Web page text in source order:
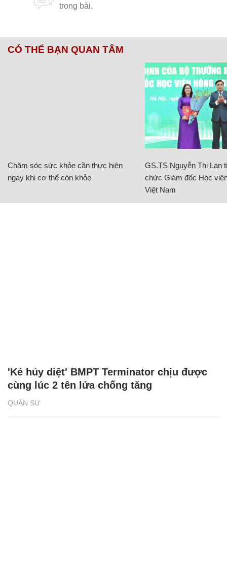
CÓ THỂ BẠN QUAN TÂM
Chăm sóc sức khỏe cần thực hiện
ngay khi cơ thể còn khỏe
GS.TS Nguyễn Thị Lan
chức Giám đốc Học
Việt Nam
QUÂN SỰ
'Kẻ hủy diệt' BMPT Terminator chịu được
cùng lúc 2 tên lửa chống tăng